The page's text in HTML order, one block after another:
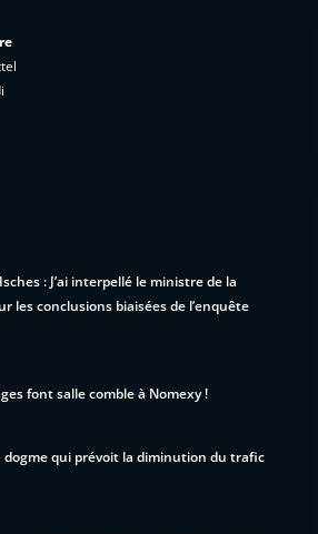
: J’ai interpellé le ministre de la
les conclusions biaisées de l’enquête
font salle comble à Nomexy !
dogme qui prévoit la diminution du trafic